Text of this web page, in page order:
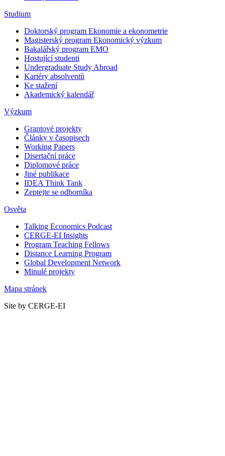
Studium
Doktorský program Ekonomie a ekonometrie
Magisterský program Ekonomický výzkum
Bakalářský program EMO
Hostující studenti
Undergraduate Study Abroad
Kariéry absolventů
Ke stažení
Akademický kalendář
Výzkum
Grantové projekty
Články v časopisech
Working Papers
Disertační práce
Diplomové práce
Jiné publikace
IDEA Think Tank
Zeptejte se odborníka
Osvěta
Talking Economics Podcast
CERGE-EI Insights
Program Teaching Fellows
Distance Learning Program
Global Development Network
Minulé projekty
Mapa stránek
Site by CERGE-EI